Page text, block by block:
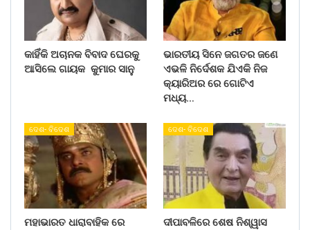
କାହିଁକି ଅଚାନକ ବିବାଦ ଘେରକୁ
ଆସିଲେ ଗାୟକ କୁମାର ସାନୁ
ଭାରତୀୟ ସିନେ ଜଗତର ଜଣେ
ଏଭଳି ନିର୍ଦେଶକ ଯିଏକି ନିଜ
କ୍ୟାରିଅର ରେ ଗୋଟିଏ
ମଧ୍ୟ…
ଦେଶ- ବିଦେଶ
ମହାଭାରତ ଧାରାବାହିକ ରେ
ଦେଶ- ବିଦେଶ
ଦୀପାବଳିରେ ଶେଷ ନିଶ୍ୱାସ